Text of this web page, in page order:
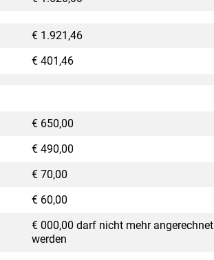
€ 1.921,46
€ 401,46
€ 650,00
€ 490,00
€ 70,00
€ 60,00
€ 000,00 darf nicht mehr angerechnet
werden